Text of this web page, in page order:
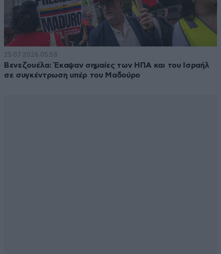
25·07·2026 05:58
Βενεζουέλα: Έκαψαν σημαίες των ΗΠΑ και του Ισραήλ
σε συγκέντρωση υπέρ του Μαδούρο